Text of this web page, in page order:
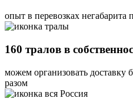
опыт в перевозках
160 тралов в
можем организовать доставку
разом